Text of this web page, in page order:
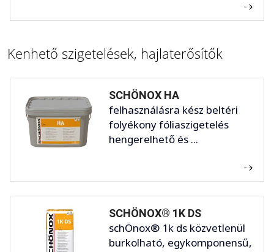
Kenhető szigetelések, hajlaterősítők
SCHÖNOX HA
felhasználásra kész beltéri
folyékony fóliaszigetelés
hengerelhető és ...
SCHÖNOX® 1K DS
schÖnox® 1k ds közvetlenül
burkolható, egykomponensű,